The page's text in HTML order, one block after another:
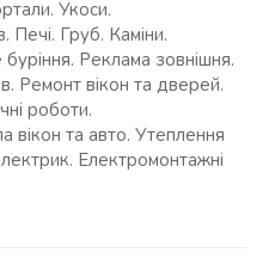
Укоси.
Печі. Груб. Каміни.
Реклама зовнішня.
Ремонт вікон та дверей.
роботи.
вікон та авто. Утеплення
Електромонтажні